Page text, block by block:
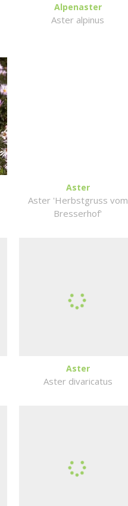
Alpenaster
Aster alpinus
Aster
Aster 'Herbstgruss vom
Bresserhof'
Aster
Aster divaricatus